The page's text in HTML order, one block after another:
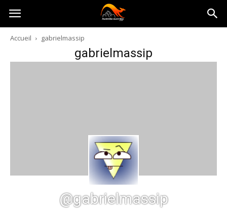
Australia-
australie.com
Accueil gabrielmassip
gabrielmassip
@gabrielmassip